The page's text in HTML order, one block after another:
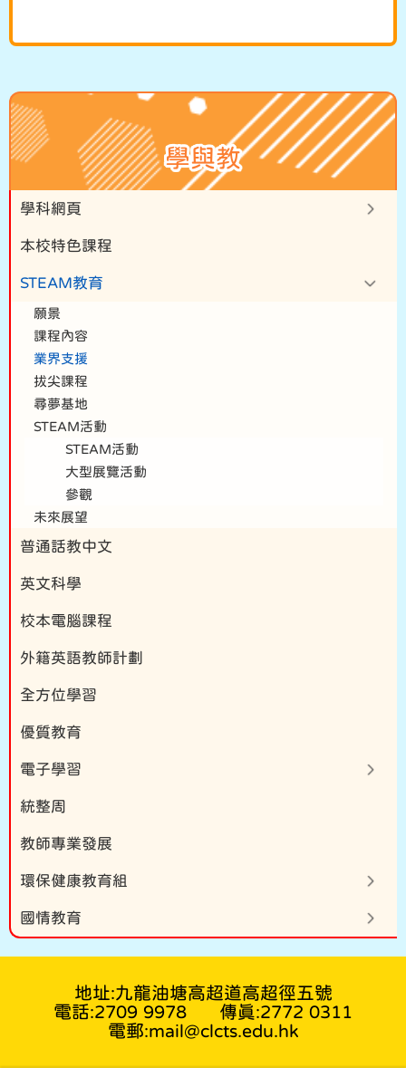
學與教
學科網頁
本校特色課程
STEAM教育
願景
課程內容
業界支援
拔尖課程
尋夢基地
STEAM活動
STEAM活動
大型展覽活動
參觀
未來展望
普通話教中文
英文科學
校本電腦課程
外籍英語教師計劃
全方位學習
優質教育
電子學習
統整周
教師專業發展
環保健康教育組
國情教育
地址:九龍油塘高超道高超徑五號
電話:2709 9978
傳真:2772 0311
電郵:mail@clcts.edu.hk